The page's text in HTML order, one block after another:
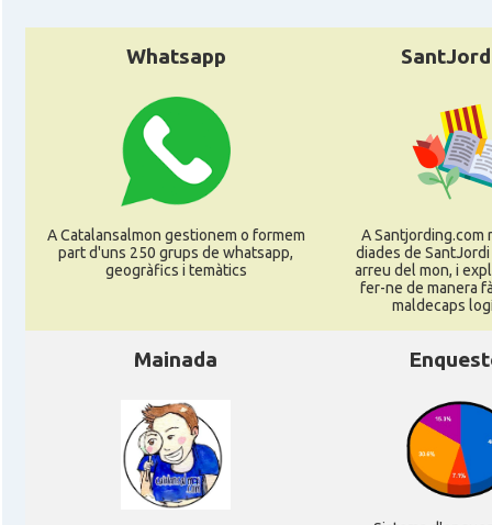
Whatsapp
A Catalansalmon gestionem o formem
part d'uns 250 grups de whatsapp,
geogràfics i temàtics
A Santjording.com
diades de
arreu del mon, i
fer-ne de manera
maldecaps
Mainada